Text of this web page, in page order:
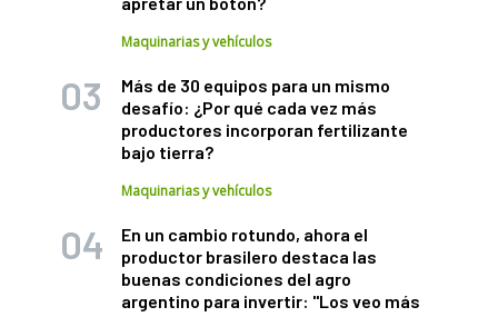
Maquinarias y vehículos
Más de 30 equipos para un mismo
desafío: ¿Por qué cada vez más
productores incorporan fertilizante
bajo tierra?
Maquinarias y vehículos
En un cambio rotundo, ahora el
productor brasilero destaca las
buenas condiciones del agro
argentino para invertir: "Los veo más